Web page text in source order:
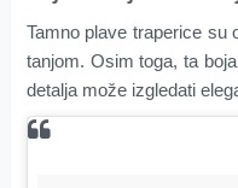
Tamno plave traperice su
tanjom. Osim toga, ta
detalja može izgledati